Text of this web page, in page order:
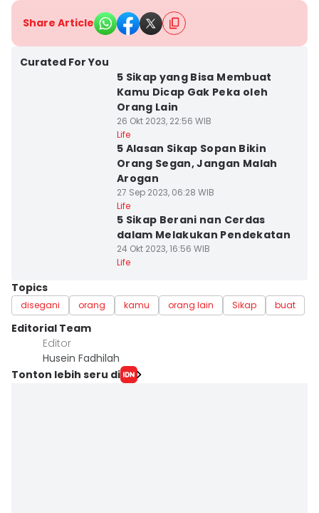
Share Article
Curated For You
5 Sikap yang Bisa Membuat
Kamu Dicap Gak Peka oleh
Orang Lain
26 Okt 2023, 22:56 WIB
Life
5 Alasan Sikap Sopan Bikin
Orang Segan, Jangan Malah
Arogan
27 Sep 2023, 06:28 WIB
Life
5 Sikap Berani nan Cerdas
dalam Melakukan Pendekatan
24 Okt 2023, 16:56 WIB
Life
Topics
disegani orang kamu orang lain Sikap buat
Editorial Team
Editor
Husein Fadhilah
Tonton lebih seru di